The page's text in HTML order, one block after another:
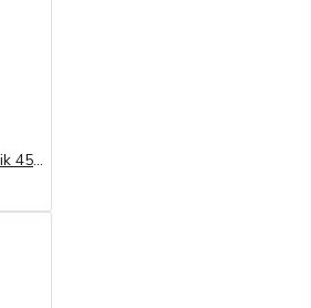
Tela Çanta Ultrasonik 45x36x10 Taban Körüklü